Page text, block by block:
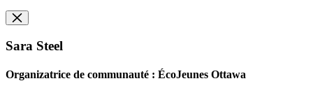
Sara Steel
Organizatrice de communauté : ÉcoJeunes Ottawa